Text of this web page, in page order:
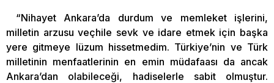
“Nihayet Ankara’da durdum ve memleket işlerini,
milletin arzusu veçhile sevk ve idare etmek için başka
yere gitmeye lüzum hissetmedim. Türkiye’nin ve Türk
milletinin menfaatlerinin en emin müdafaası da ancak
Ankara’dan olabileceği, hadiselerle sabit olmuştur.